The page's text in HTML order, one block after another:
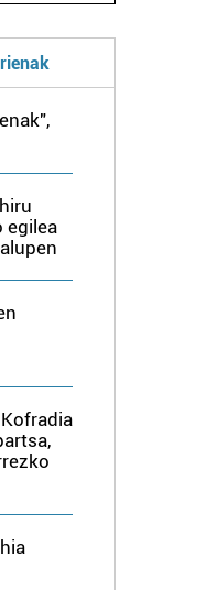
egilea